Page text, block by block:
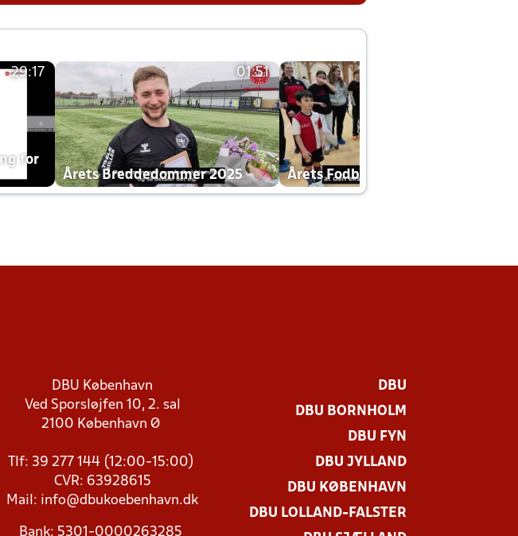
29:17
for
01:51
Årets Breddedommer 2025 Årets Fodboldklub 2025 mp4
DBU København
Ved Sporsløjfen 10, 2. sal
2100 København Ø
Tlf: 39 277 144 (12:00-15:00)
CVR: 63928615
Mail: info@dbukoebenhavn.dk
Bank: 5301-0000263285
DBU
DBU BORNHOLM
DBU FYN
DBU JYLLAND
DBU KØBENHAVN
DBU LOLLAND-FALSTER